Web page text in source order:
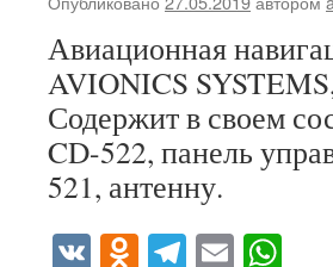
Авиационная
AVIONICS
Содержит в своем
CD-522, панель
521, антенну.
VKOdnoklassniki
Telegram
Email